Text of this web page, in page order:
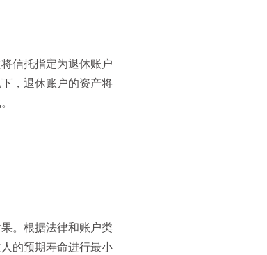
信托指定为退休账户
，退休账户的资产将
。根据法律和账户类
的预期寿命进行最小